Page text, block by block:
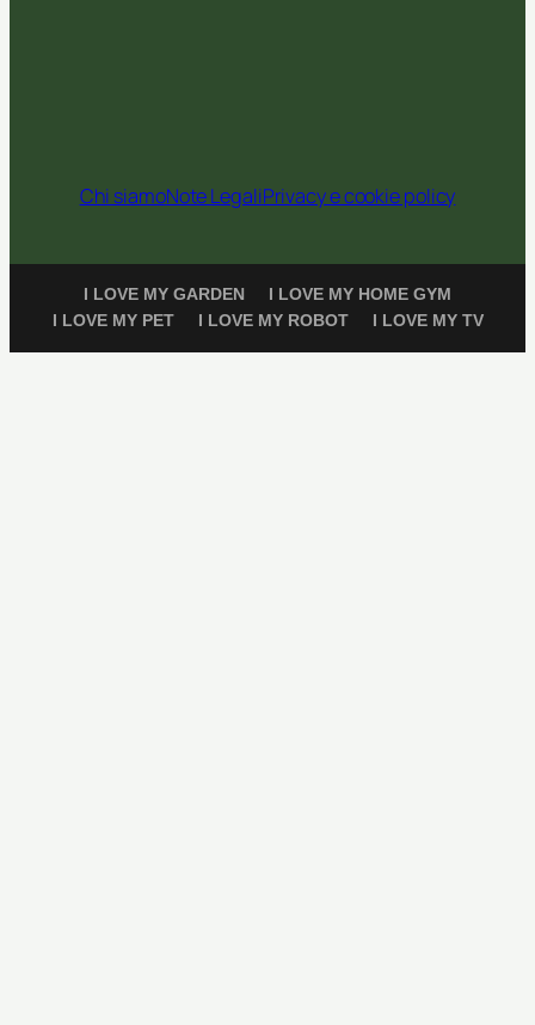
Chi siamoNote LegaliPrivacy e cookie policy
I LOVE MY GARDEN
I LOVE MY HOME GYM
I LOVE MY PET
I LOVE MY ROBOT I LOVE MY TV